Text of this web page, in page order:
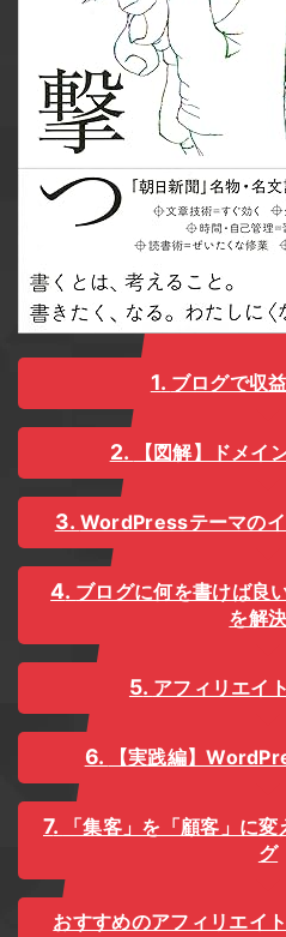
ブログで収
【図解】ドメイ
WordPressテーマの
ブログに何を書けば良
を解決
アフィリエイ
【実践編】
「集客」を「顧客」に
グ
おすすめのアフィリエイ